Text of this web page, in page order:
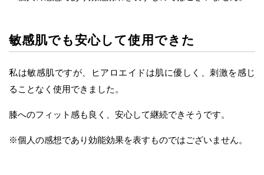
敏感肌でも安心して使用できた
私は敏感肌ですが、ヒアロエイドは肌に優しく、刺激を感じ
ることなく使用できました。
膝へのフィット感も良く、安心して継続できそうです。
※個人の感想であり効能効果を表すものではございません。